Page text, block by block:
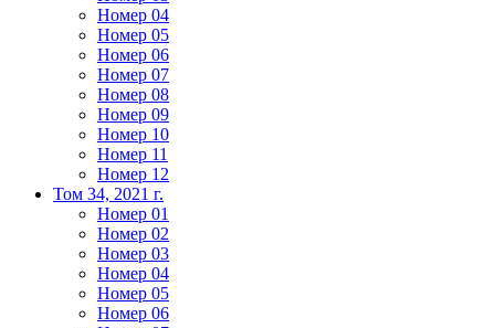
Номер 04
Номер 05
Номер 06
Номер 07
Номер 08
Номер 09
Номер 10
Номер 11
Номер 12
Том 34, 2021 г.
Номер 01
Номер 02
Номер 03
Номер 04
Номер 05
Номер 06